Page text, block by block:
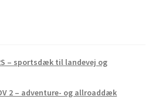
– sportsdæk til landevej og
2 – adventure- og allroaddæk